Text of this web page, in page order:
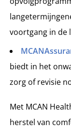
voortgang in de
biedt in het
zorg of revisie
Met MCAN
herstel van